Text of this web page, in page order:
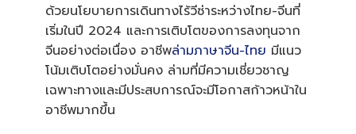
ด้วยนโยบายการเดินทางไร้วีซ่าระหว่างไทย-จีนที่
เริ่มในปี 2024 และการเติบโตของการลงทุนจาก
จีนอย่างต่อเนื่อง อาชีพล่ามภาษาจีน-ไทย มีแนว
โน้มเติบโตอย่างมั่นคง ล่ามที่มีความเชี่ยวชาญ
เฉพาะทางและมีประสบการณ์จะมีโอกาสก้าวหน้าใน
อาชีพมากขึ้น